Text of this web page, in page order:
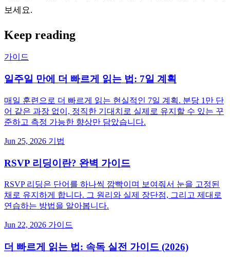
보세요.
Keep reading
가이드
일주일 만에 더 빠르게 읽는 법: 7일 계획
매일 훈련으로 더 빠르게 읽는 현실적인 7일 계획. 분당 1만 단
어 같은 과장 없이, 정직한 기대치로 실제로 유지할 수 있는 꾸
준하고 측정 가능한 향상만 담았습니다.
Jun 25, 2026 기법
RSVP 리딩이란? 완벽 가이드
RSVP 리딩은 단어를 하나씩 깜빡이며 보여줘서 눈을 고정된
채로 유지하게 합니다. 그 원리와 실제 장단점, 그리고 제대로
연습하는 방법을 알아봅니다.
Jun 22, 2026 가이드
더 빠르게 읽는 법: 속독 실전 가이드 (2026)